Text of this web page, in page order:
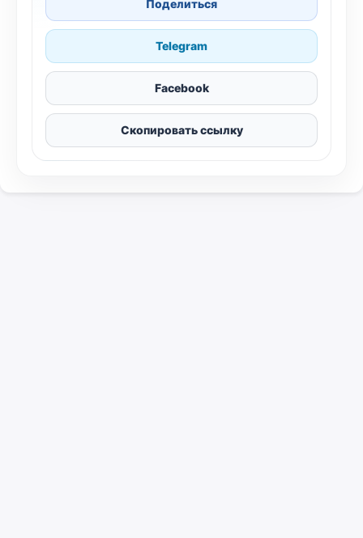
Поделиться
Telegram
Facebook
Скопировать ссылку